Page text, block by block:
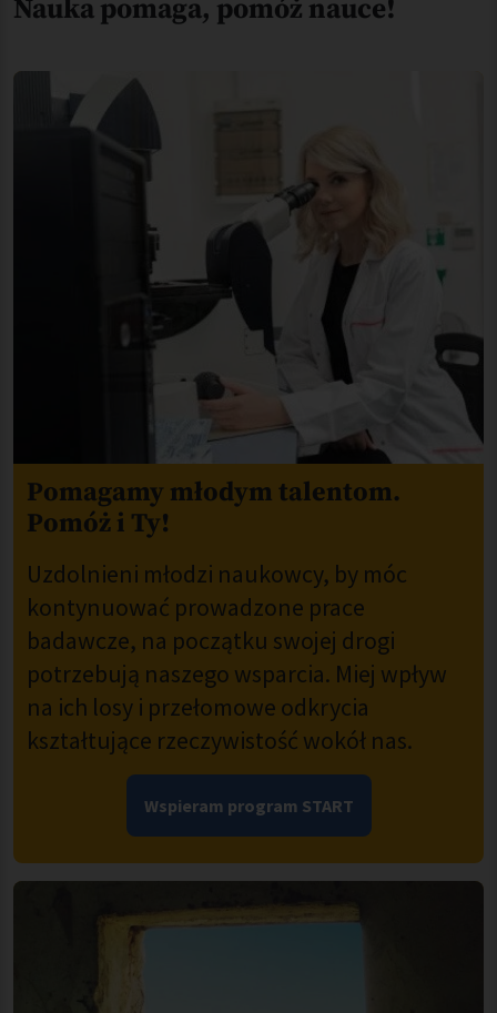
Nauka pomaga, pomóż nauce!
Pomagamy młodym talentom.
Pomóż i Ty!
Uzdolnieni młodzi naukowcy, by móc
kontynuować prowadzone prace
badawcze, na początku swojej drogi
potrzebują naszego wsparcia. Miej wpływ
na ich losy i przełomowe odkrycia
kształtujące rzeczywistość wokół nas.
Wspieram program START